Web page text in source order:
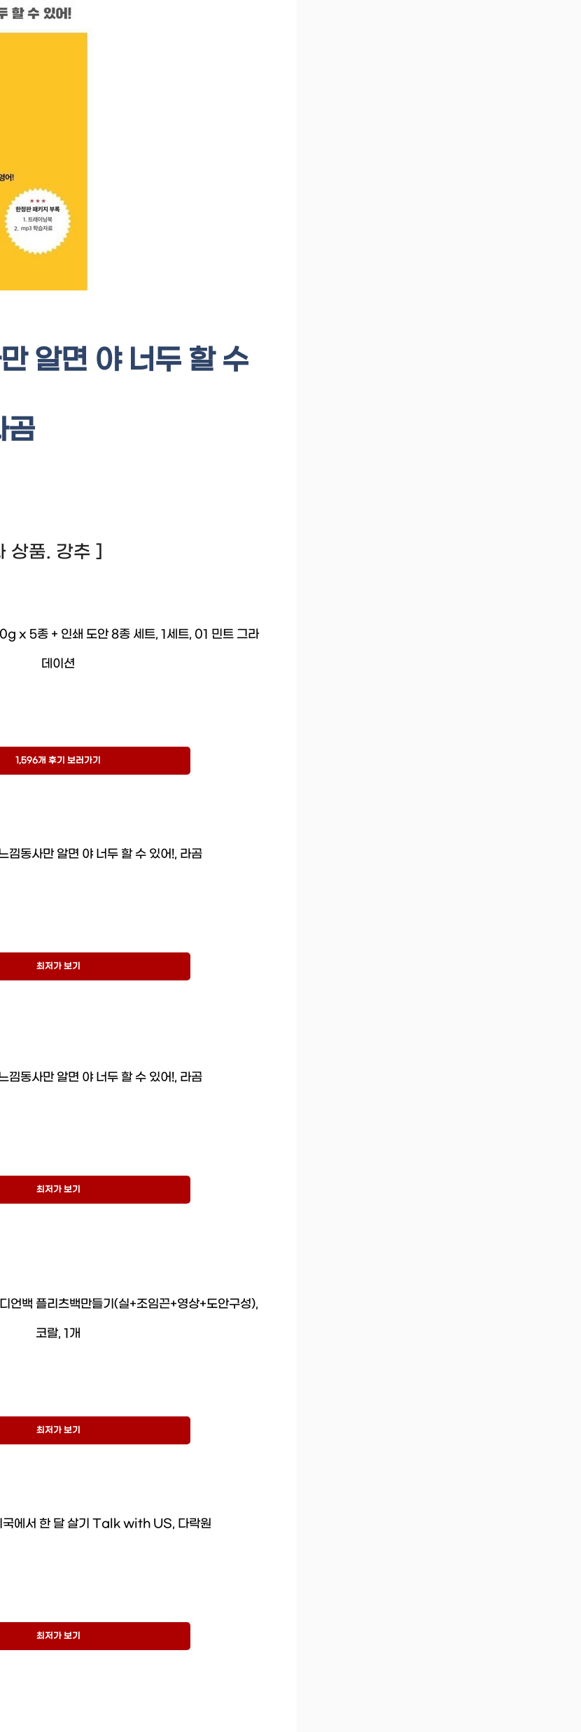
알면 야 너두 할 수
곰
상품. 강추 ]
x 5종 + 인쇄 도안 8종 세트, 1세트, 01 민트 그라
데이션
1,596개 후기 보러가기
낌동사만 알면 야 너두 할 수 있어!, 라곰
최저가 보기
낌동사만 알면 야 너두 할 수 있어!, 라곰
최저가 보기
언백 플리츠백만들기(실+조임끈+영상+도안구성),
코랄, 1개
최저가 보기
국에서 한 달 살기 Talk with US, 다락원
최저가 보기